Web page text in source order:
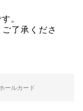
。
了承くださ
ールカード